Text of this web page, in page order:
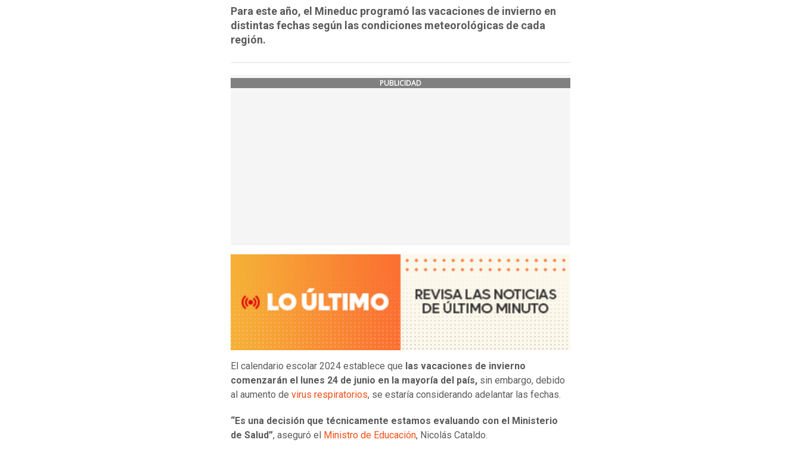
Para este año, el Mineduc programó las vacaciones de invierno en
distintas fechas según las condiciones meteorológicas de cada
región.
PUBLICIDAD
El calendario escolar 2024 establece que las vacaciones de invierno
comenzarán el lunes 24 de junio en la mayoría del país, sin embargo, debido
al aumento de virus respiratorios, se estaría considerando adelantar las fechas.
“Es una decisión que técnicamente estamos evaluando con el Ministerio
de Salud”, aseguró el Ministro de Educación, Nicolás Cataldo.